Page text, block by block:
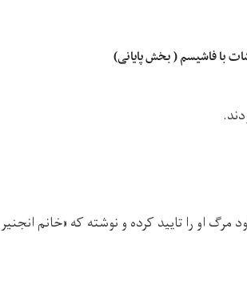
با فاشیسم ( بخش پایانی)
او را تایید کرده و نوشته که «خانم انجنیر